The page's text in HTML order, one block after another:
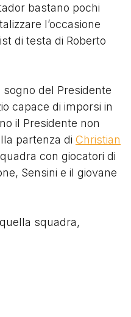
bastano pochi
l’occasione
di testa di Roberto
sogno del Presidente
capace di imporsi in
il Presidente non
partenza di Christian
con giocatori di
Sensini e il giovane
squadra,